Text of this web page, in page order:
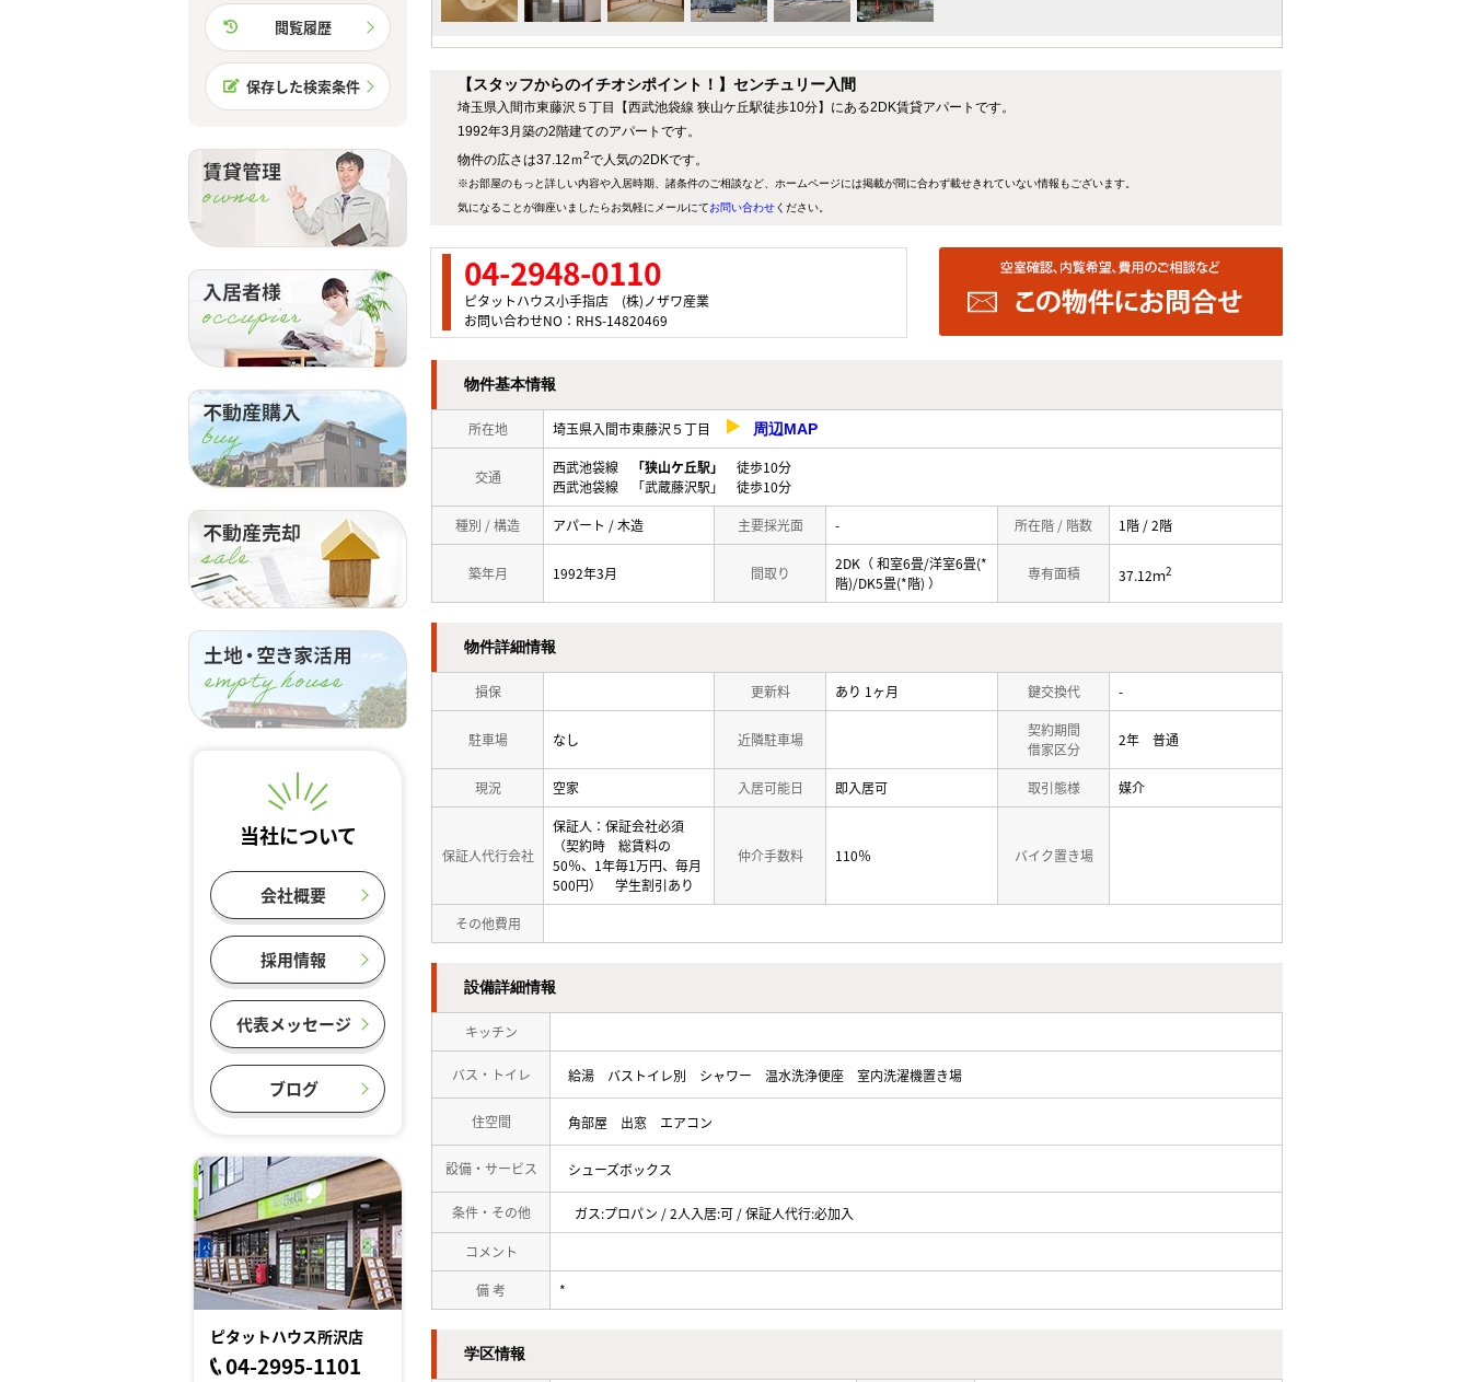
【スタッフからのイチオシポイント！】センチュリー入間
埼玉県入間市東藤沢５丁目【西武池袋線 狭山ケ丘駅徒歩10分】にある2DK賃貸アパートです。
1992年3月築の2階建てのアパートです。
物件の広さは37.12ｍ2で人気の2DKです。
※お部屋のもっと詳しい内容や入居時期、諸条件のご相談など、ホームページには掲載が間に合わず載せきれていない情報もございます。
気になることが御座いましたらお気軽にメールにてお問い合わせください。
04-2948-0110
ピタットハウス小手指店 (株)ノザワ産業
お問い合わせNO：RHS-14820469
物件基本情報
所在地 埼玉県入間市東藤沢５丁目 周辺MAP
交通
西武池袋線 「狭山ケ丘駅」
徒歩10分
西武池袋線 「武蔵藤沢駅」 徒歩10分
種別 / 構造 アパート / 木造 主要採光面 - 所在階 / 階数 1階 / 2階
築年月 1992年3月 間取り
2DK（ 和室6畳/洋室6畳(*
階)/DK5畳(*階) ）
専有面積 37.12ｍ2
物件詳細情報
損保 更新料 あり 1ヶ月 鍵交換代 -
駐車場 なし 近隣駐車場
契約期間
借家区分
2年 普通
現況 空家 入居可能日 即入居可 取引態様 媒介
保証人代行会社
保証人：保証会社必須
（契約時 総賃料の
50％、1年毎1万円、毎月
500円） 学生割引あり
仲介手数料 110％ バイク置き場
その他費用
設備詳細情報
キッチン
バス・トイレ 給湯 バストイレ別 シャワー 温水洗浄便座 室内洗濯機置き場
住空間 角部屋 出窓 エアコン
設備・サービス シューズボックス
条件・その他 ガス:プロパン / 2人入居:可 / 保証人代行:必加入
コメント
備 考 *
学区情報
閲覧履歴
保存した検索条件
当社について
会社概要
採用情報
代表メッセージ
ブログ
ピタットハウス所沢店
04-2995-1101